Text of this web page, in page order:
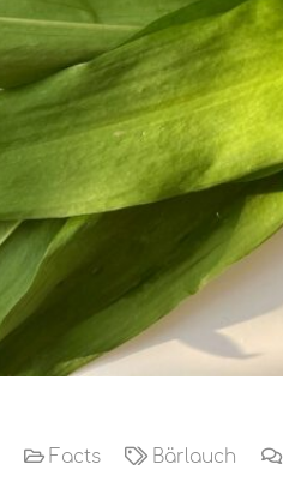
Facts Bärlauch